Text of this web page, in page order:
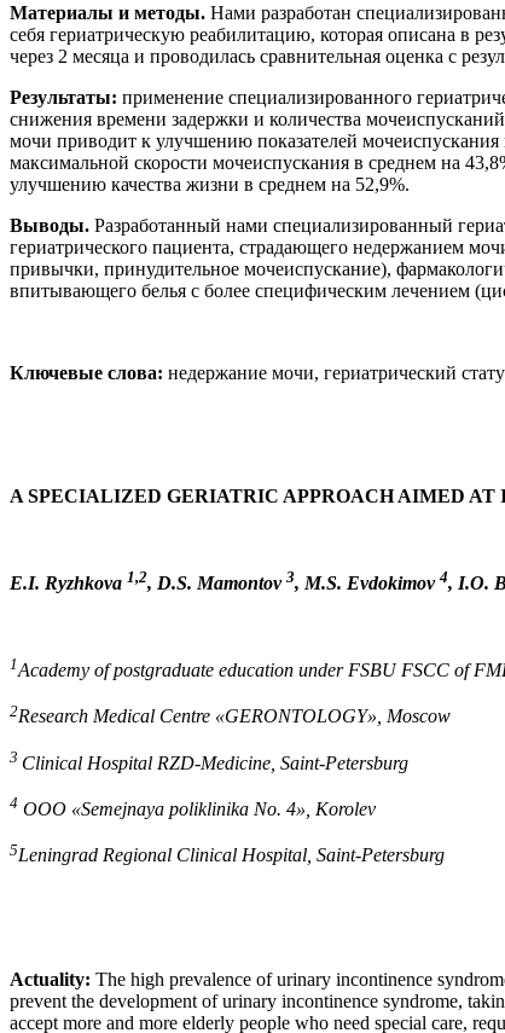
Материалы и методы. Нами разработан
себя гериатрическую реабилитацию, которая описана в
через 2 месяца и проводилась сравнительная оценка с
Результаты: применение специализированного
снижения времени задержки и количества
мочи приводит к улучшению показателей
максимальной скорости мочеиспускания в среднем на
улучшению качества жизни в среднем на 52,9%.
Выводы. Разработанный нами специализированный
гериатрического пациента, страдающего недержанием
привычки, принудительное мочеиспускание),
впитывающего белья с более специфическим лечением
Ключевые слова: недержание мочи, гериатрический
A SPECIALIZED GERIATRIC APPROACH AIMED
E.I. Ryzhkova 1,2, D.S. Mamontov 3, M.S. Evdokimov 4, I.O.
1Academy of postgraduate education under FSBU FSCC of
2Research Medical Centre «GERONTOLOGY», Moscow
3 Clinical Hospital RZD-Medicine, Saint-Petersburg
4 ООО «Semejnaya poliklinika No. 4», Korolev
5Leningrad Regional Clinical Hospital, Saint-Petersburg
Actuality: The high prevalence of urinary incontinence
prevent the development of urinary incontinence syndrome,
accept more and more elderly people who need special care,